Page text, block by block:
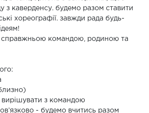
з каверденсу. будемо разом ставити
хореографії. завжди рада будь-
справжньою командою, родиною та
з командою
- будемо вчитись разом